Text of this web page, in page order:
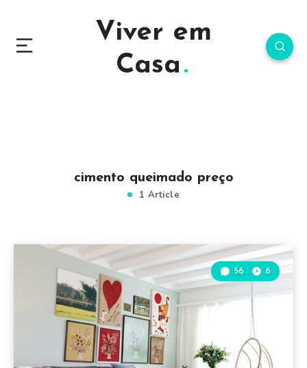
Viver em
Casa
cimento queimado preço
1 Article
56 6